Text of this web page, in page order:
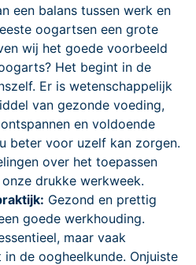
een balans tussen werk en
oogartsen een grote
wij het goede voorbeeld
Het begint in de
Er is wetenschappelijk
van gezonde voeding,
en voldoende
beter voor uzelf kan zorgen.
over het toepassen
drukke werkweek.
Gezond en prettig
goede werkhouding.
maar vaak
de oogheelkunde. Onjuiste